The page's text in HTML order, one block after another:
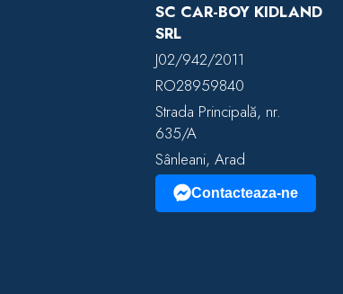
SC CAR-BOY KIDLAND
SRL
J02/942/2011
RO28959840
Strada Principală, nr.
635/A
Sânleani, Arad
Contacteaza-ne